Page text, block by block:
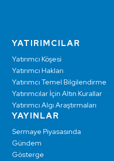
YATIRIMCILAR
Yatırımcı Köşesi
Yatırımcı Hakları
Yatırımcı Temel Bilgilendirme
Yatırımcılar İçin Altın Kurallar
Yatırımcı Algı Araştırmaları
YAYINLAR
Sermaye Piyasasında
Gündem
Gösterge